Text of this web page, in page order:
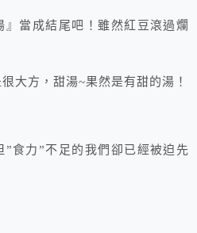
當成結尾吧！雖然紅豆滾過爛
大方，甜湯~果然是有甜的湯！
食力”不足的我們卻已經被迫先